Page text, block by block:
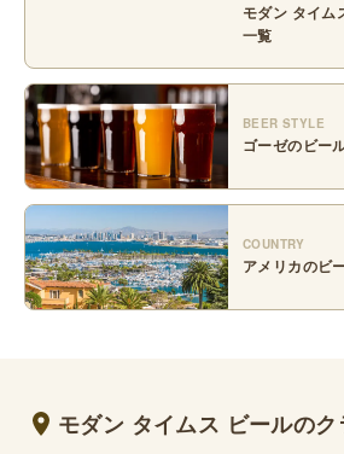
モダン タイム
一覧
BEER STYLE
ゴーゼのビー
COUNTRY
アメリカのビ
モダン タイムス ビールの